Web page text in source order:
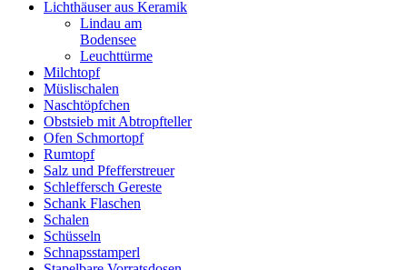
Lichthäuser aus Keramik
Lindau am
Bodensee
Leuchttürme
Milchtopf
Müslischalen
Naschtöpfchen
Obstsieb mit Abtropfteller
Ofen Schmortopf
Rumtopf
Salz und Pfefferstreuer
Schleffersch Gereste
Schank Flaschen
Schalen
Schüsseln
Schnapsstamperl